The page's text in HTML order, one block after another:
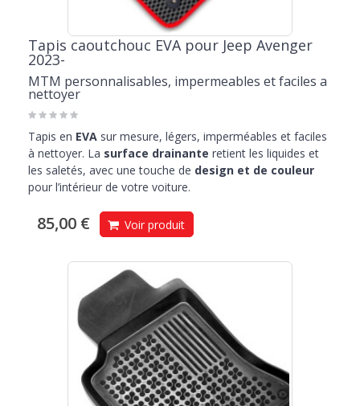
Tapis caoutchouc EVA pour Jeep Avenger
2023-
MTM personnalisables, impermeables et faciles a
nettoyer
Tapis en EVA sur mesure, légers, imperméables et faciles
à nettoyer. La surface drainante retient les liquides et
les saletés, avec une touche de design et de couleur
pour l’intérieur de votre voiture.
85,00 € Voir produit